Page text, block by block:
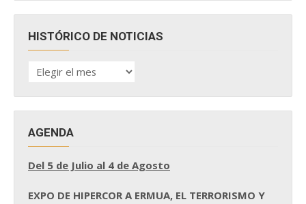
HISTÓRICO DE NOTICIAS
HISTÓRICO
DE
AGENDA
Del 5 de Julio al 4 de Agosto
EXPO DE HIPERCOR A ERMUA, EL TERRORISMO Y